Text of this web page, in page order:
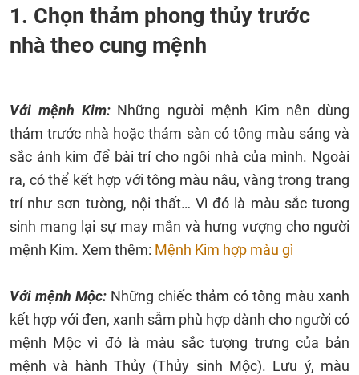
1. Chọn thảm phong thủy trước
nhà theo cung mệnh
Với mệnh Kim: Những người mệnh Kim nên dùng
thảm trước nhà hoặc thảm sàn có tông màu sáng và
sắc ánh kim để bài trí cho ngôi nhà của mình. Ngoài
ra, có thể kết hợp với tông màu nâu, vàng trong trang
trí như sơn tường, nội thất… Vì đó là màu sắc tương
sinh mang lại sự may mắn và hưng vượng cho người
mệnh Kim. Xem thêm: Mệnh Kim hợp màu gì
Với mệnh Mộc: Những chiếc thảm có tông màu xanh
kết hợp với đen, xanh sẫm phù hợp dành cho người có
mệnh Mộc vì đó là màu sắc tượng trưng của bản
mệnh và hành Thủy (Thủy sinh Mộc). Lưu ý, màu